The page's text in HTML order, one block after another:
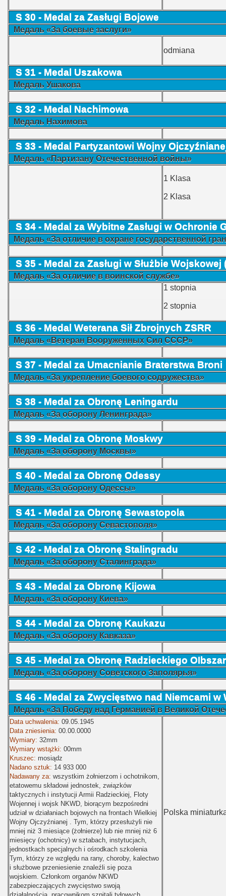
S 30 - Medal za Zasługi Bojowe
Медаль «За боевые заслуги»
odmiana
S 31 - Medal Uszakowa
Медаль Ушакова
S 32 - Medal Nachimowa
Медаль Нахимова
S 33 - Medal Partyzantowi Wojny
Медаль «Партизану Отечественной войны»
1 Klasa
2 Klasa
S 34 - Medal za Wybitne Zasługi w Ochronie
Медаль «За отличие в охране государственной
S 35 - Medal za Zasługi w Służbie Wojskowej
Медаль «За отличие в воинской службе»
1 stopnia
2 stopnia
S 36 - Medal Weterana Sił Zbrojnych ZSRR
Медаль «Ветеран Вооруженных Сил СССР»
S 37 - Medal za Umacnianie Braterstwa Broni
Медаль «За укрепление боевого содружества»
S 38 - Medal za Obronę Leningardu
Медаль «За оборону Ленинграда»
S 39 - Medal za Obronę Moskwy
Медаль «За оборону Москвы»
S 40 - Medal za Obronę Odessy
Медаль «За оборону Одессы»
S 41 - Medal za Obronę Sewastopola
Медаль «За оборону Севастополя»
S 42 - Medal za Obronę Stalingradu
Медаль «За оборону Сталинграда»
S 43 - Medal za Obronę Kijowa
Медаль «За оборону Киева»
S 44 - Medal za Obronę Kaukazu
Медаль «За оборону Кавказа»
S 45 - Medal za Obronę Radzieckiego
Медаль «За оборону Советского Заполярья»
S 46 - Medal za Zwycięstwo nad Niemcami
Медаль «За Победу над Германией в Великой
Data uchwalenia: 09.05.1945
Data zniesienia: 00.00.0000
Wymiary: 32mm
Wymiary wstążki: 00mm
Kruszec: mosiądz
Nadano sztuk: 14 933 000
Nadawany za: wszystkim żołnierzom i ochotnikom,
etatowemu składowi jednostek, związków
taktycznych i instytucji Armii Radzieckiej, Floty
Wojennej i wojsk NKWD, biorącym bezpośredni
udział w działaniach bojowych na frontach Wielkiej
Wojny Ojczyźnianej . Tym, którzy przesłużyli nie
mniej niż 3 miesiące (żołnierze) lub nie mniej niż 6
miesięcy (ochotnicy) w sztabach, instytucjach,
jednostkach specjalnych i ośrodkach szkolenia
Tym, którzy ze względu na rany, choroby, kalectwo
i służbowe przeniesienie znaleźli się poza
wojskiem. Członkom organów NKWD
zabezpieczających zwycięstwo swoją
Polska